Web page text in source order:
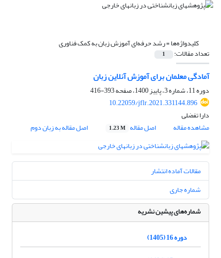
کلیدواژه‌ها =رشد حرفه‌ای آموزش زبان به کمک فناوری
تعداد مقالات: 1
آمادگی معلمان برای آموزش آنلاین زبان
دوره 11، شماره 3، پاییز 1400، صفحه
393-416
10.22059/jflr.2021.331144.896
دارا تفضلی
مشاهده مقاله
اصل مقاله 1.23 M اصل مقاله به زبان دوم
مقالات آماده انتشار
شماره جاری
شماره‌های پیشین نشریه
دوره 16 (1405)